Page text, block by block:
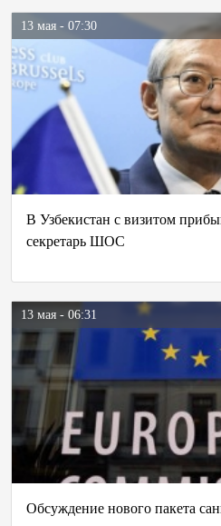
13 мая - 07:30
В Узбекистан с визитом
секретарь ШОС
13 мая - 06:31
Обсуждение нового пакета